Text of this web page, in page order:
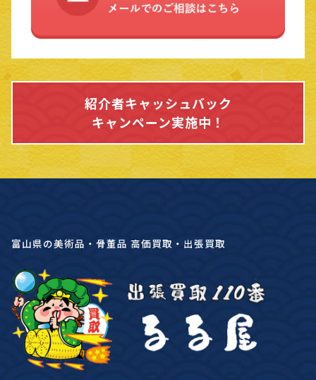
紹介者キャッシュバック
キャンペーン実施中！
富山県の美術品・骨董品 高価買取・出張買取